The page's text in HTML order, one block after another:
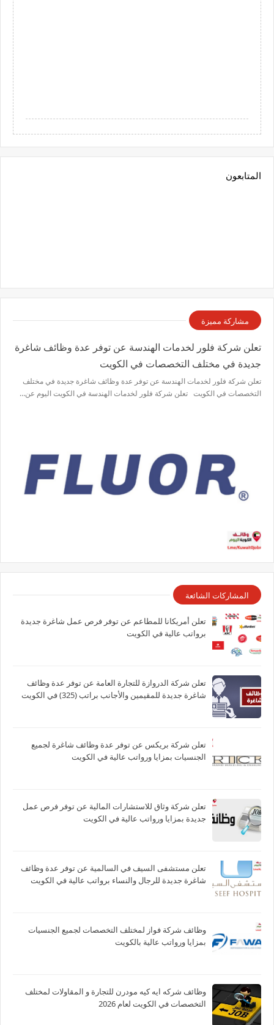
المتابعون
مشاركة مميزة
تعلن شركة فلور لخدمات الهندسة عن توفر عدة وظائف شاغرة
جديدة في مختلف التخصصات في الكويت
تعلن شركة فلور لخدمات الهندسة عن توفر عدة وظائف شاغرة جديدة في مختلف
التخصصات في الكويت تعلن شركة فلور لخدمات الهندسة في الكويت اليوم عن…
المشاركات الشائعة
تعلن أمريكانا للمطاعم عن توفر فرص عمل شاغرة جديدة
برواتب عالية في الكويت
تعلن شركة الدروازة للتجارة العامة عن توفر عدة وظائف
شاغرة جديدة للمقيمين والأجانب براتب (325) في الكويت
تعلن شركة بريكس عن توفر عدة وظائف شاغرة لجميع
الجنسيات بمزايا ورواتب عالية في الكويت
تعلن شركة وثاق للاستشارات المالية عن توفر فرص عمل
جديدة بمزايا ورواتب عالية في الكويت
تعلن مستشفى السيف في السالمية عن توفر عدة وظائف
شاغرة جديدة للرجال والنساء برواتب عالية في الكويت
وظائف شركة فواز لمختلف التخصصات لجميع الجنسيات
بمزايا ورواتب عالية بالكويت
وظائف شركه ايه كيه مودرن للتجارة و المقاولات لمختلف
التخصصات في الكويت لعام 2026